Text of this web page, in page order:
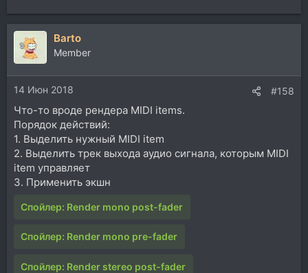
Barto
Member
14 Июн 2018 #158
Что-то вроде рендера MIDI items.
Порядок действий:
1. Выделить нужный MIDI item
2. Выделить трек выхода аудио сигнала, которым MIDI
item управляет
3. Применить экшн
Спойлер: Render mono post-fader
Спойлер: Render mono pre-fader
Спойлер: Render stereo post-fader